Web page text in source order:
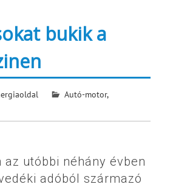
bukik a
Autó-motor,
utóbbi néhány évben
adóból származó